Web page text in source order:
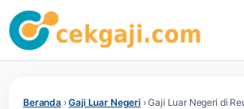
Beranda›Gaji Luar Negeri›Gaji Luar Negeri di